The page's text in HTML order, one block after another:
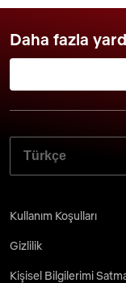
Daha fazla
TERCIH
Kullanım Koşulları
Gizlilik
Kişisel Bilgilerimi